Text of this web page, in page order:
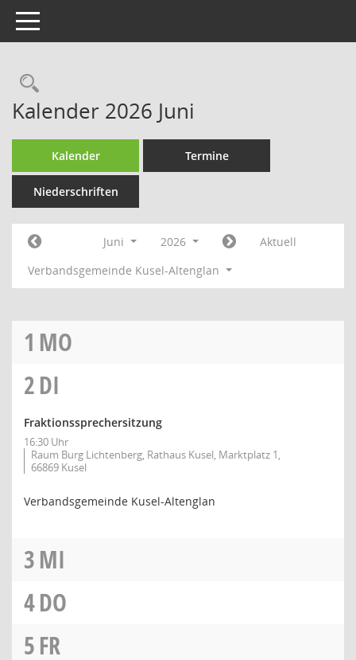
Toggle navigation
Rechercheauswahl
Kalender 2026 Juni
Kalender Termine
Niederschriften
Juni 2026
Aktuell
Verbandsgemeinde Kusel-Altenglan
1 MO
2DI
Fraktionssprechersitzung
16:30 Uhr
Raum Burg Lichtenberg, Rathaus Kusel, Marktplatz 1,
66869 Kusel
Verbandsgemeinde Kusel-Altenglan
3MI
4DO
5FR